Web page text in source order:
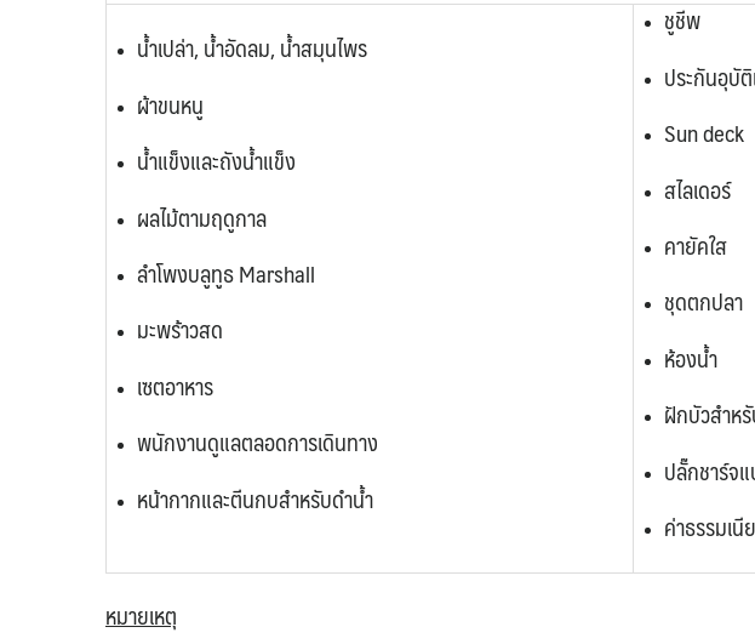
น้ำเปล่า,น้ำอัดลม, น้ำสมุนไพร
ผ้าขนหนู
น้ำแข็งและถังน้ำแข็ง
ผลไม้ตามฤดูกาล
ลำโพงบลูทูธ Marshall
มะพร้าวสด
เซตอาหาร
พนักงานดูแลตลอดการเดินทาง
หน้ากากและตีนกบสำหรับดำน้ำ
ชูชีพ
ประกันอุบั
Sun deck
สไลเดอร์
คายัคใส
ชุดตกปลา
ห้องน้ำ
ฝักบัวสำห
ปลั๊กชาร์จ
ค่าธรรมเนี
หมายเหตุ